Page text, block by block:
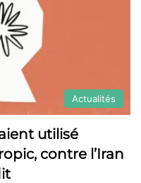
Actualités
utilisé
contre l’Iran